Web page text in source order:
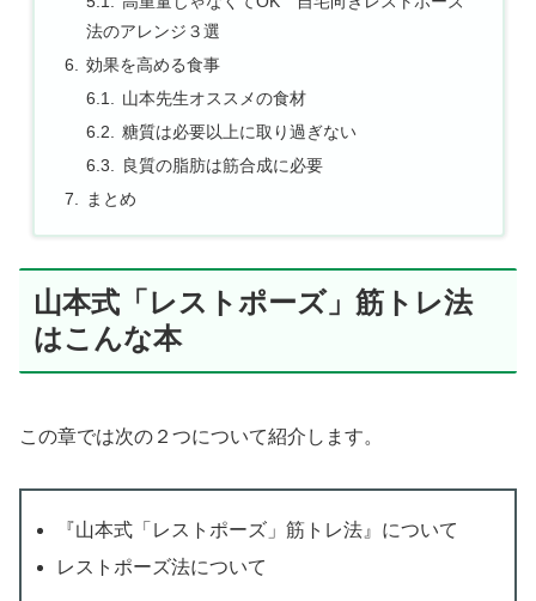
法のアレンジ３選
効果を高める食事
山本先生オススメの食材
糖質は必要以上に取り過ぎない
良質の脂肪は筋合成に必要
まとめ
山本式「レストポーズ」筋トレ法
はこんな本
この章では次の２つについて紹介します。
『山本式「レストポーズ」筋トレ法』について
レストポーズ法について